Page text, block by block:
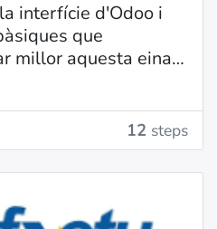
interfície d'Odoo i
que
millor aquesta eina.
12 steps